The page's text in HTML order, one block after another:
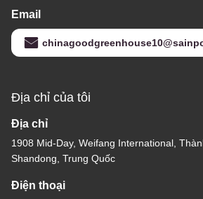
Email
Địa chỉ của tôi
Địa chỉ
1908 Mid-Day, Weifang International,
Shandong, Trung Quốc
Điện thoại